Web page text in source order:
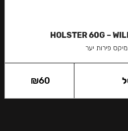
HOLSTER 60G –
מיקס פירות יער
₪60